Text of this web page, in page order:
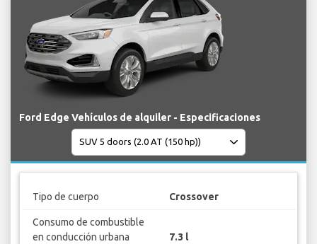
Ford Edge Vehículos de alquiler - Especificaciones
Tipo de cuerpo Crossover
Consumo de combustible
en conducción urbana
7.3 l